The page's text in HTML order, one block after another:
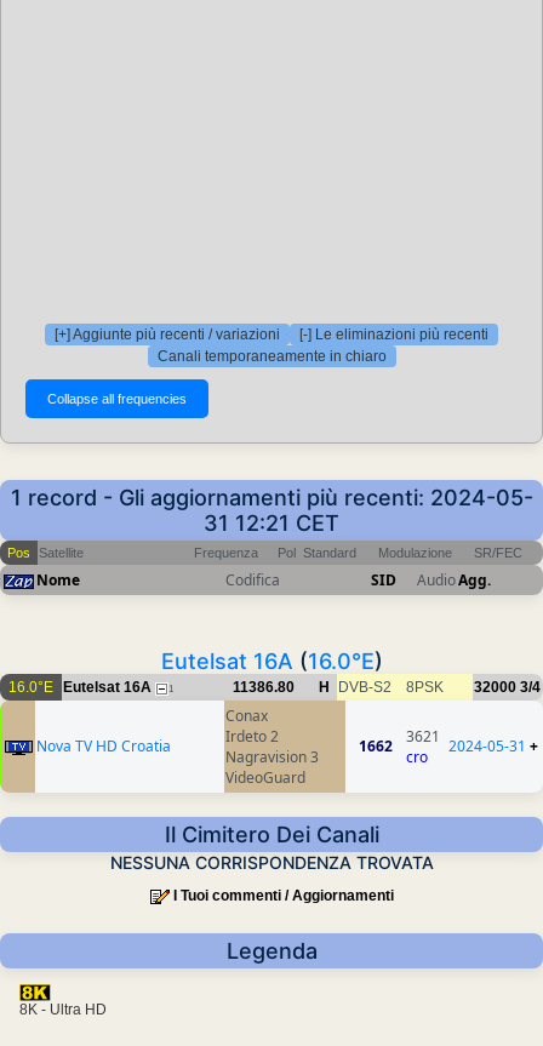
[+] Aggiunte più recenti / variazioni
[-] Le eliminazioni più recenti
Canali temporaneamente in chiaro
1 record - Gli aggiornamenti più recenti: 2024-05-
31 12:21 CET
Pos Satellite Frequenza Pol Standard Modulazione SR/FEC
Nome Codifica SID AudioAgg.
Eutelsat 16A (16.0°E)
16.0°E Eutelsat 16A 1 11386.80 H DVB-S2 8PSK 32000 3/4
Nova TV HD Croatia
Conax
Irdeto 2
Nagravision 3
VideoGuard
1662
3621
cro
2024-05-31 +
Il Cimitero Dei Canali
NESSUNA CORRISPONDENZA TROVATA
I Tuoi commenti / Aggiornamenti
Legenda
8K - Ultra HD